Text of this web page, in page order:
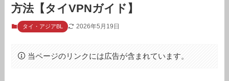
方法【タイVPNガイド】
タイ・アジアBL 2026年5月19日
当ページのリンクには広告が含まれています。